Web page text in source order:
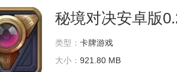
秘境对决安卓版
类型： 卡牌游戏
大小： 921.80 MB